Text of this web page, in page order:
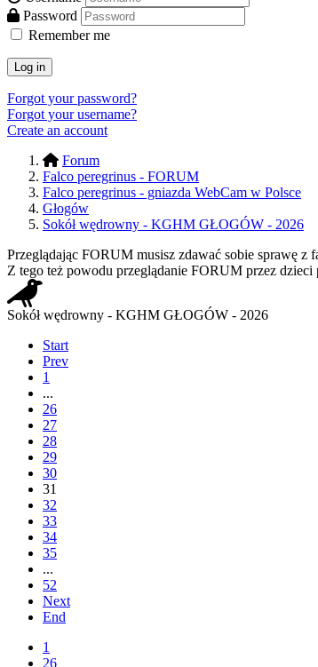
Password
Remember me
Log in
Forgot your password?
Forgot your username?
Create an account
Forum
Falco peregrinus - FORUM
Falco peregrinus - gniazda WebCam w Polsce
Głogów
Sokół wędrowny - KGHM GŁOGÓW - 2026
Przeglądając FORUM musisz zdawać sobie sprawę z
Z tego też powodu przeglądanie FORUM przez
Sokół wędrowny - KGHM GŁOGÓW - 2026
Start
Prev
1
...
26
27
28
29
30
31
32
33
34
35
...
52
Next
End
1
26